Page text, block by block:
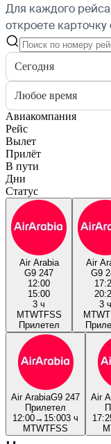
Для каждого
откроете
Сегодня
Любое время
Авиакомпания
Рейс
Вылет
Прилёт
В пути
Дни
Статус
Air Arabia
G9 247
12:00
15:00
3 ч
MTWTFSS
Прилетел
Air
G9
3 ч
MTWT
Air ArabiaG9 247
Прилетел
12:00→ 15:003 ч
MTWTFSS
Air
M